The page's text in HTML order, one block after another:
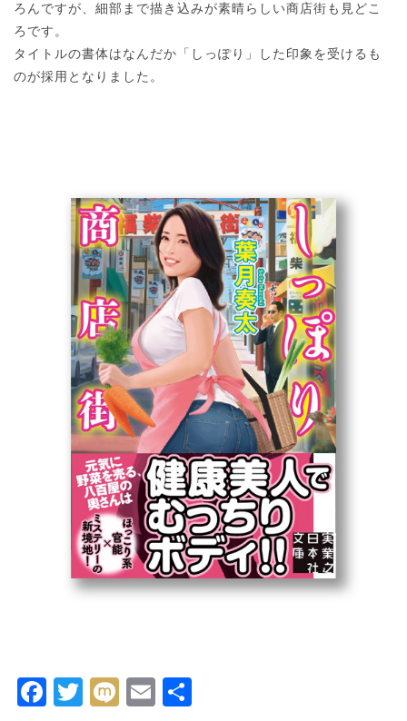
ろんですが、細部まで描き込みが素晴らしい商店街も見どこ
ろです。
タイトルの書体はなんだか「しっぽり」した印象を受けるも
のが採用となりました。
Facebook
Twitter
MixiEmail